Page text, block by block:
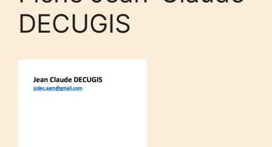
DECUGIS